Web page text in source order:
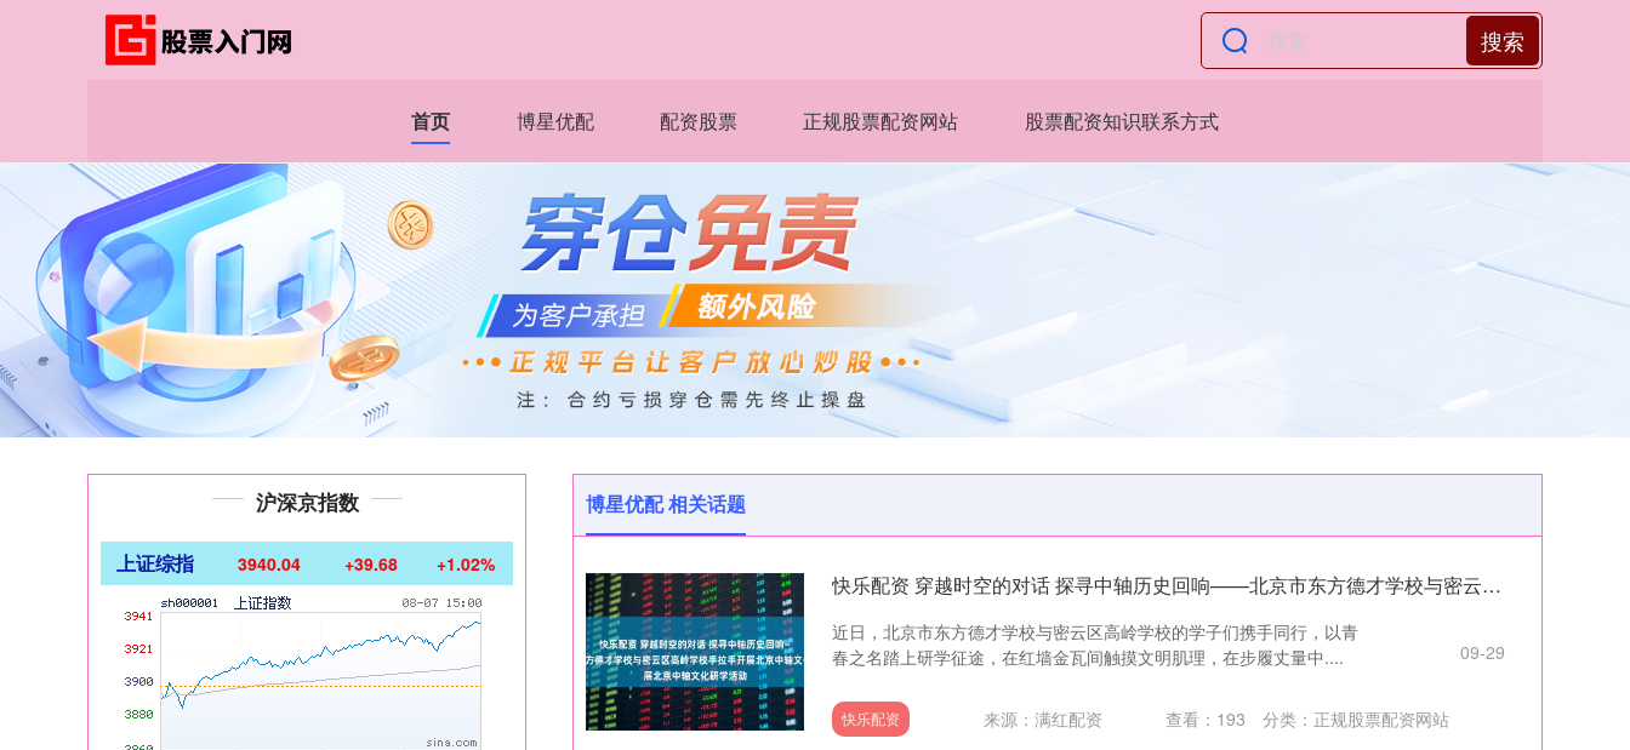
搜索
首页 博星优配 配资股票 正规股票配资网站 股票配资知识联系方式
博星优配 相关话题
快乐配资 穿越时空的对话 探寻中轴历史回响——北京市东方德才学校与密云区高岭学校手拉手开展北京中轴文化研学活动
近日，北京市东方德才学校与密云区高岭学校的学子们携手同行，以青
春之名踏上研学征途，在红墙金瓦间触摸文明肌理，在步履丈量中....
09-29
快乐配资 来源：满红配资 查看： 193 分类： 正规股票配资网站
沪深京指数
上证综指 3940.04 +39.68 +1.02%